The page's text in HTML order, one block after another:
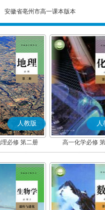
安徽省亳州市高一课本版本
人教版
必修 第二册
人
高一化学必修